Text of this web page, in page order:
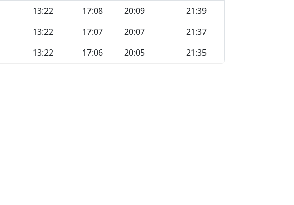
13:22 17:08 20:09
21:39
13:22 17:07 20:07
21:37
13:22 17:06 20:05 21:35